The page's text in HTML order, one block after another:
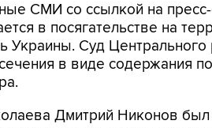
СМИ со ссылкой на
в посягательстве на
Украины. Суд
в виде содержания
Дмитрий Никонов был